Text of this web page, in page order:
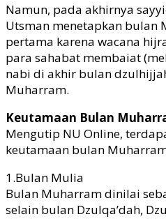
Namun, pada akhirnya
Utsman menetapkan bulan
pertama karena wacana
para sahabat membaiat
nabi di akhir bulan
Muharram.
Keutamaan Bulan
Mengutip NU Online,
keutamaan bulan
1.Bulan Mulia
Bulan Muharram dinilai
selain bulan Dzulqa’dah,